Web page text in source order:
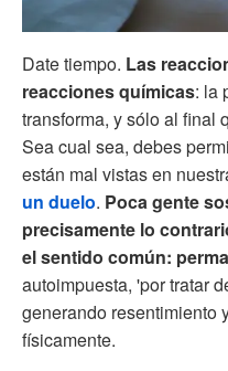
Date tiempo. Las
reacciones químicas: la
transforma, y sólo al final
Sea cual sea, debes
están mal vistas en
un duelo. Poca gente
precisamente lo
el sentido común:
autoimpuesta, 'por tratar
generando resentimiento
físicamente.